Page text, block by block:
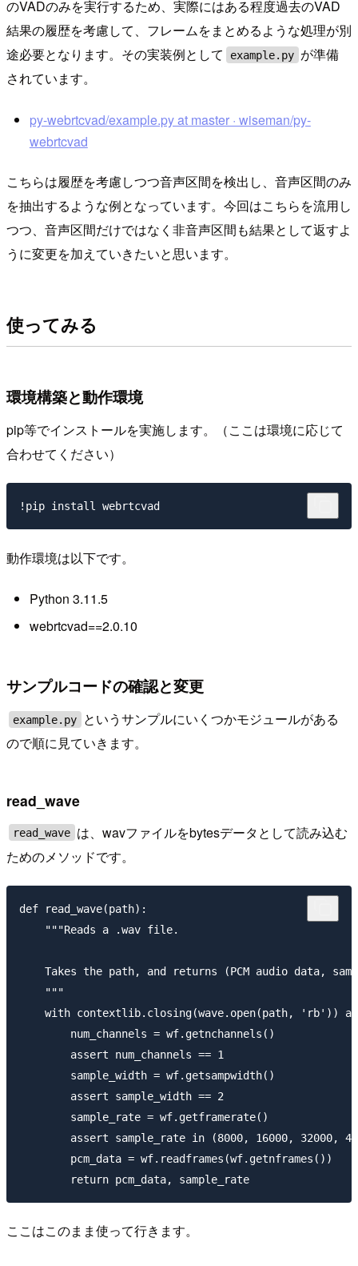
のVADのみを実行するため、実際にはある程度過去のVAD
結果の履歴を考慮して、フレームをまとめるような処理が別
途必要となります。その実装例として
example.py が準備
されています。
py-webrtcvad/example.py at master · wiseman/py-
webrtcvad
こちらは履歴を考慮しつつ音声区間を検出し、音声区間のみ
を抽出するような例となっています。今回はこちらを流用し
つつ、音声区間だけではなく非音声区間も結果として返すよ
うに変更を加えていきたいと思います。
使ってみる
環境構築と動作環境
pip等でインストールを実施します。（ここは環境に応じて
合わせてください）
動作環境は以下です。
Python 3.11.5
webrtcvad==2.0.10
サンプルコードの確認と変更
example.py
というサンプルにいくつかモジュールがある
ので順に見ていきます。
read_wave
read_wave は、wavファイルをbytesデータとして読み込む
ためのメソッドです。
def read_wave(path):
    """Reads a .wav file.
Takes the path, and returns (PCM audio data,
    """
with contextlib.closing(wave.open(path, 'rb'))
        num_channels = wf.getnchannels()
        assert num_channels == 1
        sample_width = wf.getsampwidth()
        assert sample_width == 2
        sample_rate = wf.getframerate()
assert sample_rate in (8000, 16000, 32000,
        pcm_data = wf.readframes(wf.getnframes())
ここはこのまま使って行きます。